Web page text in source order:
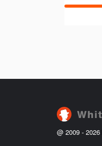
@ 2009 - 2026